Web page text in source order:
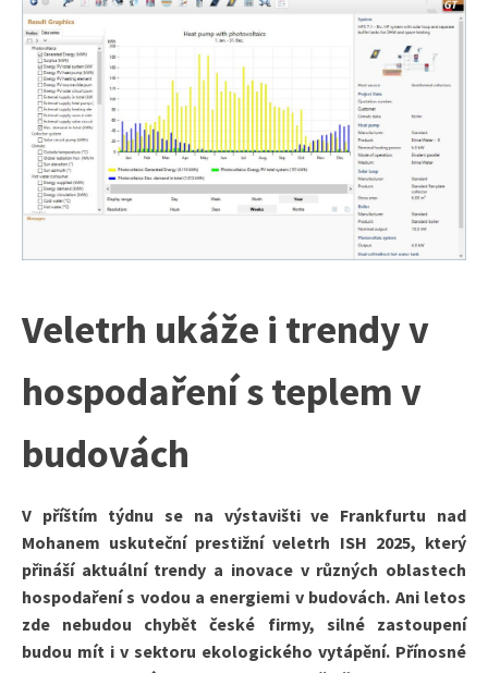
Veletrh ukáže i trendy v
hospodaření s teplem v
budovách
V příštím týdnu se na výstavišti ve Frankfurtu nad
Mohanem uskuteční prestižní veletrh ISH 2025, který
přináší aktuální trendy a inovace v různých oblastech
hospodaření s vodou a energiemi v budovách. Ani letos
zde nebudou chybět české firmy, silné zastoupení
budou mít i v sektoru ekologického vytápění. Přínosné